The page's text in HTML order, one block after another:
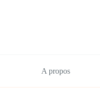
A propos